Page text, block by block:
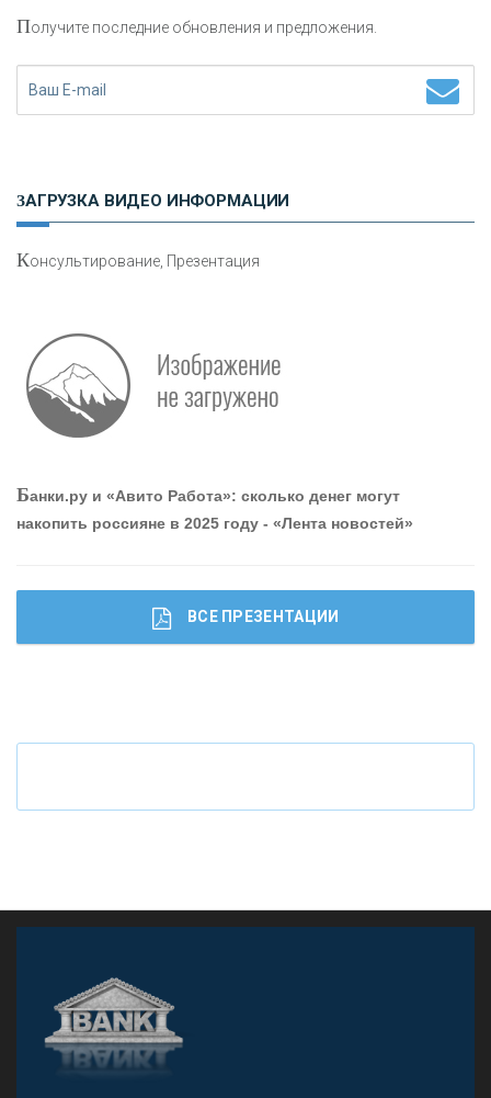
Работа мечты. Что банки делают для того, чтобы
привлечь и удержать персонал - «Интервью»
Что будет с наличными деньгами при цифровом
Получите последние обновления и предложения.
ЗАГРУЗКА ВИДЕО ИНФОРМАЦИИ
Консультирование, Презентация
Банки.ру и «Авито Работа»: сколько денег могут
накопить россияне в 2025 году - «Лента новостей»
ВСЕ ПРЕЗЕНТАЦИИ